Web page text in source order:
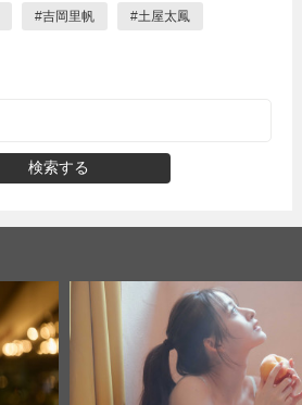
#吉岡里帆 #土屋太鳳
検索する